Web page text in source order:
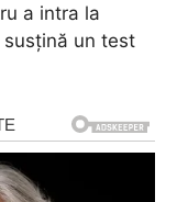
a intra la
susțină un test